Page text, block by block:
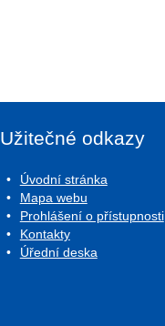
Užitečné odkazy
Úvodní stránka
Mapa webu
Prohlášení o přístupnosti
Kontakty
Úřední deska